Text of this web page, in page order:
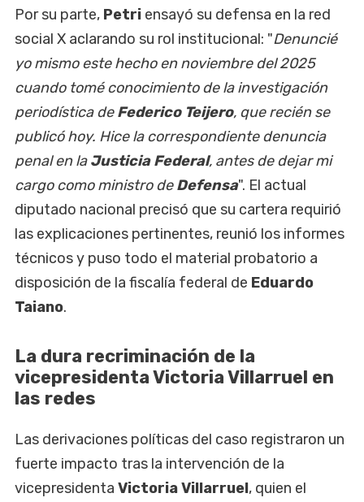
Por su parte, Petri ensayó su defensa en la red
social X aclarando su rol institucional: "Denuncié
yo mismo este hecho en noviembre del 2025
cuando tomé conocimiento de la investigación
periodística deFederico Teijero, que recién se
publicó hoy. Hice la correspondiente denuncia
penal en laJusticia Federal, antes de dejar mi
cargo como ministro deDefensa". El actual
diputado nacional precisó que su cartera requirió
las explicaciones pertinentes, reunió los informes
técnicos y puso todo el material probatorio a
disposición de la fiscalía federal de Eduardo
Taiano.
La dura recriminación de la
vicepresidenta Victoria Villarruel en
las redes
Las derivaciones políticas del caso registraron un
fuerte impacto tras la intervención de la
vicepresidenta Victoria Villarruel, quien el